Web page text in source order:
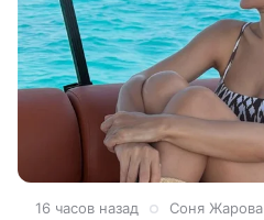
16 часов назад Соня Жарова